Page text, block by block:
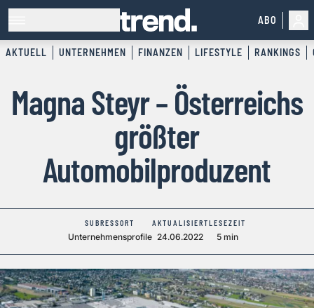
ABO
AKTUELL UNTERNEHMEN FINANZEN LIFESTYLE RANKINGS
Magna Steyr – Österreichs
größter
Automobilproduzent
SUBRESSORT
Unternehmensprofile
AKTUALISIERT
24.06.2022
LESEZEIT
5 min